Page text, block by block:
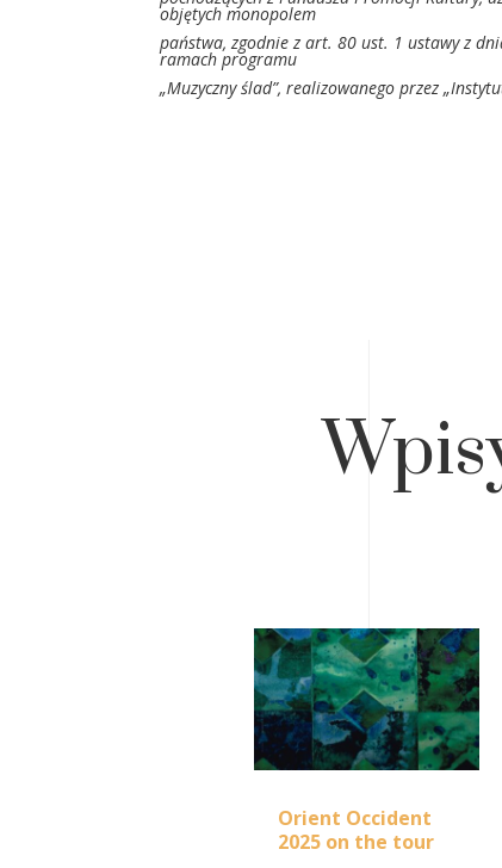
objętych monopolem
państwa, zgodnie z art. 80 ust. 1 ustawy z
ramach programu
„Muzyczny ślad”, realizowanego przez
Orient Occident
2025 on the tour